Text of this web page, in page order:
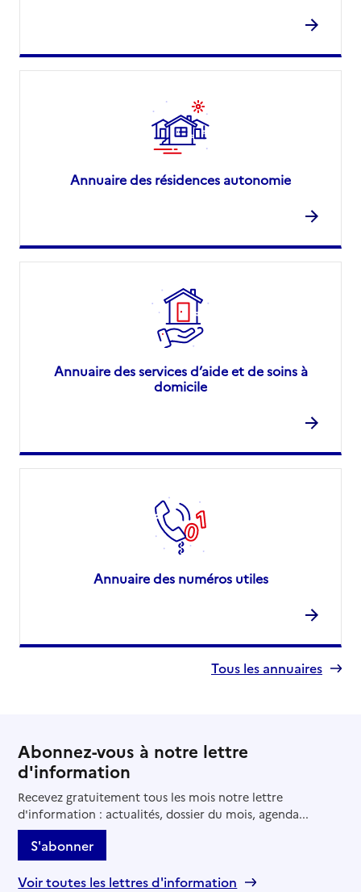
Annuaire des résidences autonomie
Annuaire des services d’aide et de soins à
domicile
Annuaire des numéros utiles
Tous les annuaires
Abonnez-vous à notre lettre
d'information
Recevez gratuitement tous les mois notre lettre
d'information : actualités, dossier du mois, agenda...
S'abonner
Voir toutes les lettres d'information